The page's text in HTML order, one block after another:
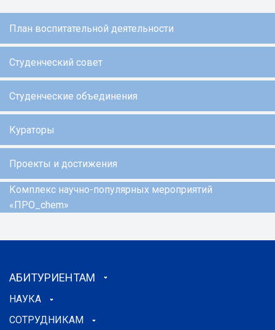
План воспитательной деятельности
Студенческий совет
Студенческие объединения
Кураторы
Проекты и достижения
Комплекс научно-популярных мероприятий
«ПРО_chem»
АБИТУРИЕНТАМ
НАУКА
СОТРУДНИКАМ